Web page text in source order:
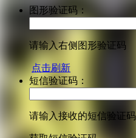
图形验证码：
请输入右侧图形验证码
点击刷新
短信验证码：
请输入接收的短信验证码